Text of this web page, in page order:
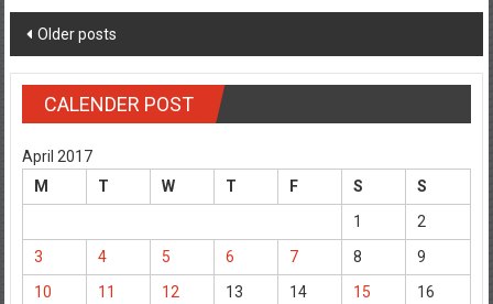
Posts
navigation
Older posts
CALENDER POST
April 2017
M
T W T F S
S
1
2
3
4 5 6 7 8
9
10
11 12 13 14 15
16